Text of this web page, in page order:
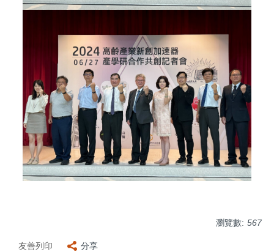
瀏覽數: 567
友善列印 分享